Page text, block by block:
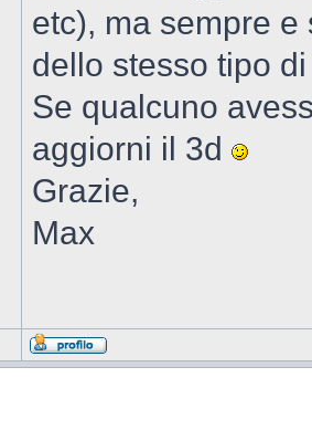
etc), ma sempre
dello stesso tipo
Se qualcuno
aggiorni il 3d
Grazie,
Max